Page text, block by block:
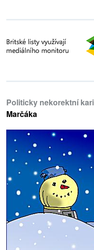
Politicky nekorektní
Marčáka